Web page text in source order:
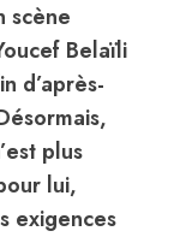
scène
Belaïli
d’après-
plus
lui,
exigences